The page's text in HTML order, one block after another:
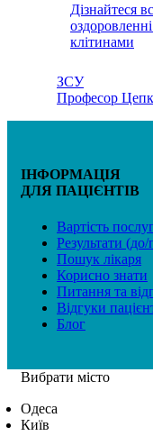
Дізнайтеся
клітинами
ЗСУ
Професор
ІНФОРМАЦІЯ
ДЛЯ ПАЦІЄНТІВ
Вартість
Результати (до/
Пошук лікаря
Корисно знати
Питання та
Відгуки
Блог
Вибрати місто
Одеса
Київ